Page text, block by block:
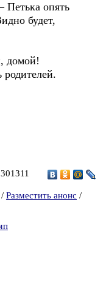
опять
будет,
/ Разместить анонс /